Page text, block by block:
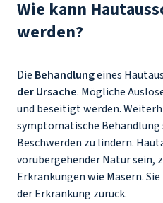
Wie kann
werden?
Die Behandlungeines
der Ursache. Mögliche
und beseitigt werden.
symptomatische Behandlung
Beschwerden zu lindern.
vorübergehender Natur sein,
Erkrankungen wie Masern.
der Erkrankung zurück.